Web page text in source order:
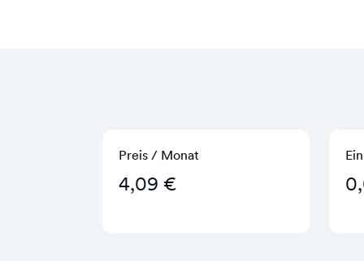
Preis / Monat
4,09 €